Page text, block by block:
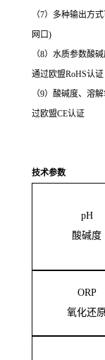
（5）不会产生二
（6）在一定范围内
（7） 多种输出方式
网口)
（8） 水质参数酸
通过欧盟RoHS认证
ORP